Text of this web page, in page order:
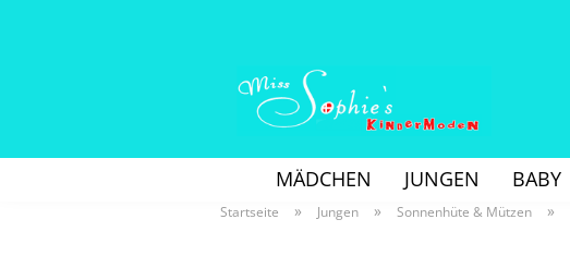
MÄDCHEN JUNGEN BABY
Startseite » Jungen » Sonnenhüte & Mützen »